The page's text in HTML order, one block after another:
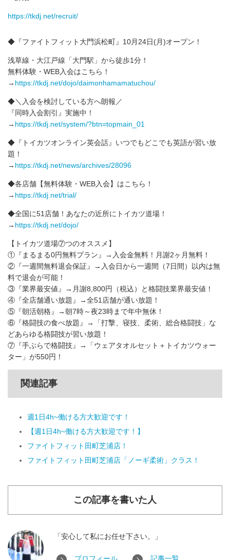
https://tkdj.net/recruit/
◆『ファイトフィット大門浜松町』10月24日(月)オープン！
浅草線・大江戸線「大門駅」から徒歩1分！
無料体験・WEB入会はこちら！
→ https://tkdj.net/dojo/daimonhamamatuchou/
◆＼入会を検討している方へ朗報／
『同時入会割引』実施中！
→ https://tkdj.net/system/?btn=topmain_01
◆『トイカツオンライン英会話』いつでもどこでも英語が習い放
題！
→ https://tkdj.net/news/archives/28096
◆各店舗【無料体験・WEB入会】はこちら！
→ https://tkdj.net/trial/
◆全国に51店舗！あなたの近所にトイカツ道場！
→ https://tkdj.net/dojo/
【トイカツ道場⑦つのオススメ】
①『まるまる0円無料プラン』→入会金無料！月謝2ヶ月無料！
②『一週間無料退会保証』→入会日から一週間（7日間）以内は無
料で退会が可能！
③『業界最安値』→月謝8,800円（税込）と格闘技業界最安値！
④『全店舗通い放題』→全51店舗が通い放題！
⑤『朝活朝格』→朝7時～夜23時まで年中無休！
⑥『格闘技の食べ放題』→「打撃、寝技、柔術、総合格闘技」な
どあらゆる格闘技が習い放題！
⑦『手ぶらで格闘技』→「ウェアタオルセット＋トイカツウォー
ター」が550円！
関連記事
週1日4h~働ける方大歓迎です！
【週1日4h~働ける方大歓迎です！】
ファイトフィット田町芝浦店！
ファイトフィット田町芝浦店「ノーギ柔術」クラス！
この記事を書いた人
「安心して私にお任せ下さい。」